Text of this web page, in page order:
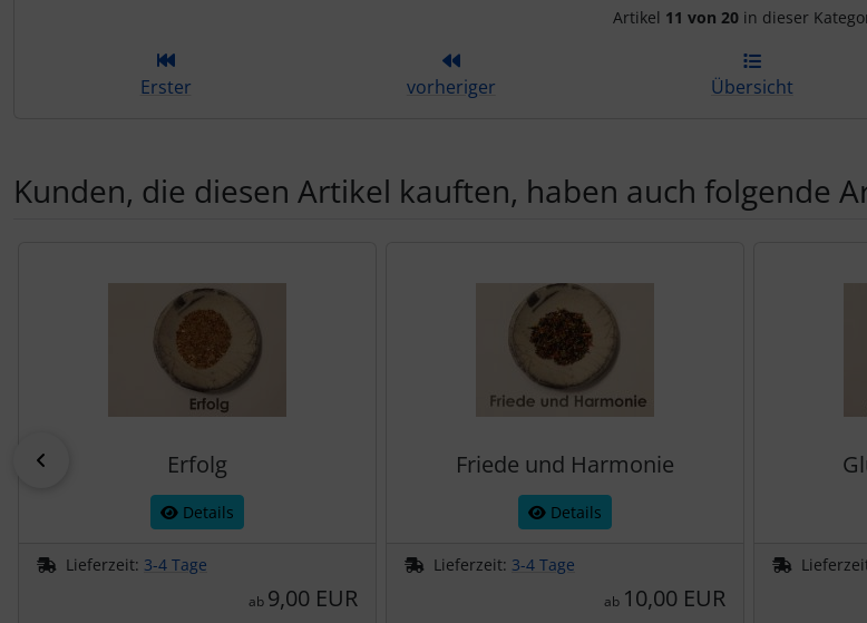
Artikel 11 von 20 in dieser
Erster vorheriger Übersicht
Kunden, die diesen Artikel kauften, haben auch folgende
Erfolg
Details
Lieferzeit: 3-4 Tage
ab 9,00 EUR
Friede und Harmonie
Details
Lieferzeit: 3-4 Tage
ab 10,00 EUR